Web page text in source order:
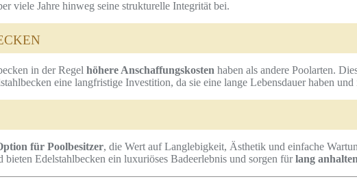
viele Jahre hinweg seine strukturelle Integrität bei.
in der Regel höhere Anschaffungskosten haben als andere Poolarten.
eine langfristige Investition, da sie eine lange Lebensdauer haben
für Poolbesitzer, die Wert auf Langlebigkeit, Ästhetik und einfache
Edelstahlbecken ein luxuriöses Badeerlebnis und sorgen fürlang